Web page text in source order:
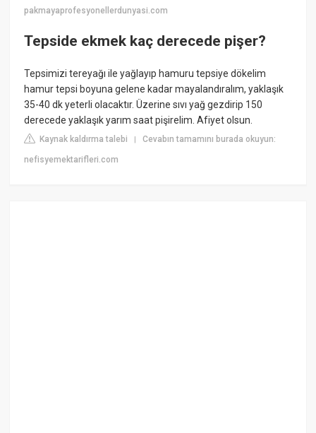
pakmayaprofesyonellerdunyasi.com
Tepside ekmek kaç derecede pişer?
Tepsimizi tereyağı ile yağlayıp hamuru tepsiye dökelim
hamur tepsi boyuna gelene kadar mayalandıralım, yaklaşık
35-40 dk yeterli olacaktır. Üzerine sıvı yağ gezdirip 150
derecede yaklaşık yarım saat pişirelim. Afiyet olsun.
Kaynak kaldırma talebi |Cevabın tamamını burada okuyun:
nefisyemektarifleri.com